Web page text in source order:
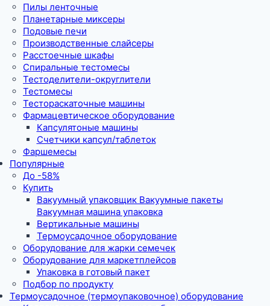
Пилы ленточные
Планетарные миксеры
Подовые печи
Производственные слайсеры
Расстоечные шкафы
Спиральные тестомесы
Тестоделители-округлители
Тестомесы
Тестораскаточные машины
Фармацевтическое оборудование
Капсулятоные машины
Счетчики капсул/таблеток
Фаршемесы
Популярные
До -58%
Купить
Вакуумный упаковщик Вакуумные пакеты
Вакуумная машина упаковка
Вертикальные машины
Термоусадочное оборудование
Оборудование для жарки семечек
Оборудование для маркетплейсов
Упаковка в готовый пакет
Подбор по продукту
Термоусадочное (термоупаковочное) оборудование